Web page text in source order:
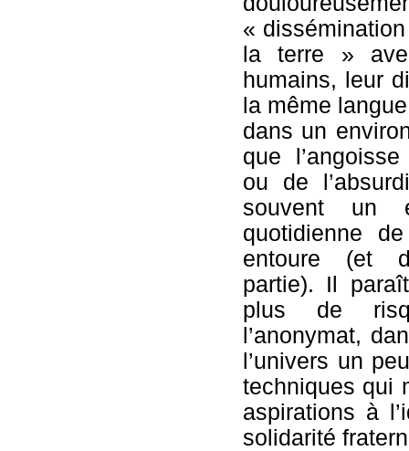
«
la terre »
humains, leur
la même
dans un
que
ou de
souvent un
quotidienne
entoure (et
partie). Il
plus de
l’anonymat,
l’univers un
techniques qui
aspirations à
solidarité